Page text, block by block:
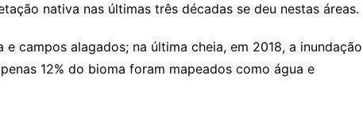
nativa nas últimas três décadas se deu nestas áreas.
e campos alagados; na última cheia, em 2018, a inundação
12% do bioma foram mapeados como água e